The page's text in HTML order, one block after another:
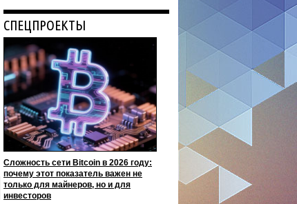
СПЕЦПРОЕКТЫ
Сложность сети Bitcoin в 2026 году:
почему этот показатель важен не
только для майнеров, но и для
инвесторов